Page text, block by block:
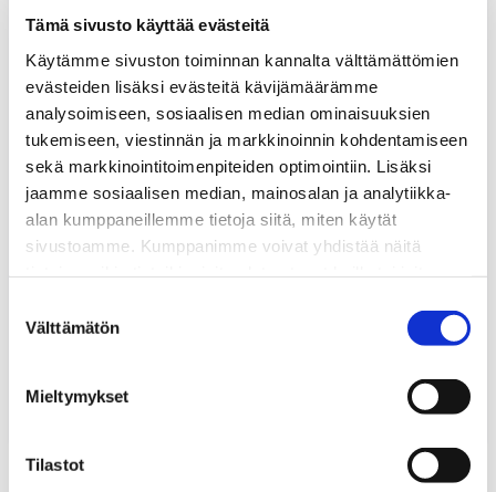
Tämä sivusto käyttää evästeitä
Käytämme sivuston toiminnan kannalta välttämättömien
evästeiden lisäksi evästeitä kävijämäärämme
analysoimiseen, sosiaalisen median ominaisuuksien
tukemiseen, viestinnän ja markkinoinnin kohdentamiseen
sekä markkinointitoimenpiteiden optimointiin. Lisäksi
jaamme sosiaalisen median, mainosalan ja analytiikka-
alan kumppaneillemme tietoja siitä, miten käytät
sivustoamme. Kumppanimme voivat yhdistää näitä
valinta
Välttämätön
Mieltymykset
Tilastot